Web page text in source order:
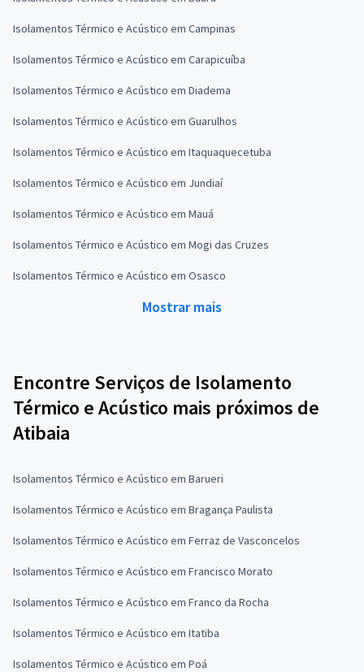
Isolamentos Térmico e Acústico em Campinas
Isolamentos Térmico e Acústico em Carapicuíba
Isolamentos Térmico e Acústico em Diadema
Isolamentos Térmico e Acústico em Guarulhos
Isolamentos Térmico e Acústico em Itaquaquecetuba
Isolamentos Térmico e Acústico em Jundiaí
Isolamentos Térmico e Acústico em Mauá
Isolamentos Térmico e Acústico em Mogi das Cruzes
Isolamentos Térmico e Acústico em Osasco
Mostrar mais
Encontre Serviços de Isolamento
Térmico e Acústico mais próximos de
Atibaia
Isolamentos Térmico e Acústico em Barueri
Isolamentos Térmico e Acústico em Bragança Paulista
Isolamentos Térmico e Acústico em Ferraz de Vasconcelos
Isolamentos Térmico e Acústico em Francisco Morato
Isolamentos Térmico e Acústico em Franco da Rocha
Isolamentos Térmico e Acústico em Itatiba
Isolamentos Térmico e Acústico em Poá